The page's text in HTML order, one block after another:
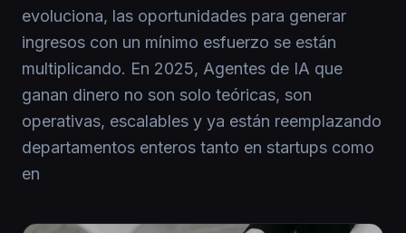
evoluciona, las oportunidades para generar
ingresos con un mínimo esfuerzo se están
multiplicando. En 2025, Agentes de IA que
ganan dinero no son solo teóricas, son
operativas, escalables y ya están reemplazando
departamentos enteros tanto en startups como
en